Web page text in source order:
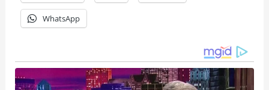
WhatsApp